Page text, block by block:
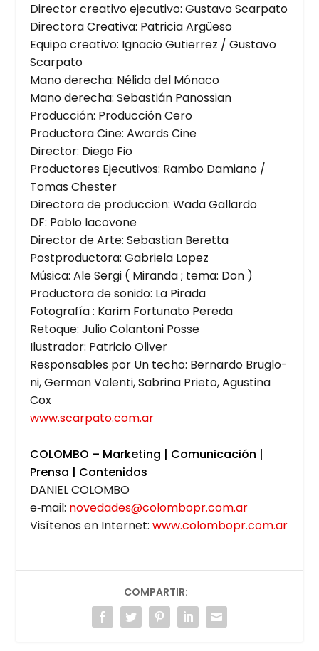
Direc­tor crea­ti­vo eje­cu­ti­vo: Gus­ta­vo Scar­pa­to
Direc­to­ra Crea­ti­va: Patri­cia Argüe­so
Equi­po crea­ti­vo: Igna­cio Gutie­rrez / Gus­ta­vo
Scar­pa­to
Mano dere­cha: Néli­da del Móna­co
Mano dere­cha: Sebas­tián Panos­sian
Pro­duc­ción: Pro­duc­ción Cero
Pro­duc­to­ra Cine: Awards Cine
Direc­tor: Die­go Fio
Pro­duc­to­res Eje­cu­ti­vos: Ram­bo Damiano /
Tomas Ches­ter
Direc­to­ra de pro­duc­cion: Wada Gallar­do
DF: Pablo Iaco­vo­ne
Direc­tor de Arte: Sebas­tian Beret­ta
Post­pro­duc­to­ra: Gabrie­la Lopez
Músi­ca: Ale Ser­gi ( Miran­da ; tema: Don )
Pro­duc­to­ra de soni­do: La Pira­da
Foto­gra­fía : Karim For­tu­na­to Pere­da
Reto­que: Julio Colan­to­ni Pos­se
Ilus­tra­dor: Patri­cio Oli­ver
Res­pon­sa­bles por Un techo: Ber­nar­do Bru­glo­
ni, Ger­man Valen­ti, Sabri­na Prie­to, Agus­ti­na
Cox
www.scarpato.com.ar
COLOM­BO – Mar­ke­ting | Comu­ni­ca­ción |
Pren­sa | Con­te­ni­dos
DANIEL COLOM­BO
e‑mail: novedades@colombopr.com.ar
Visí­te­nos en Inter­net:www.colombopr.com.ar
COMPARTIR: